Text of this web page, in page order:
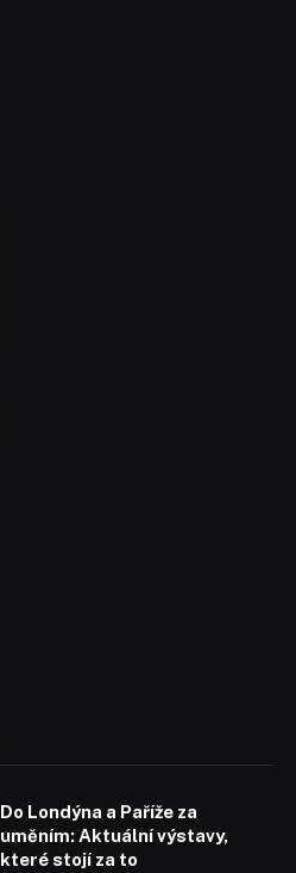
Do Londýna a Paříže za
uměním: Aktuální výstavy,
které stojí za to